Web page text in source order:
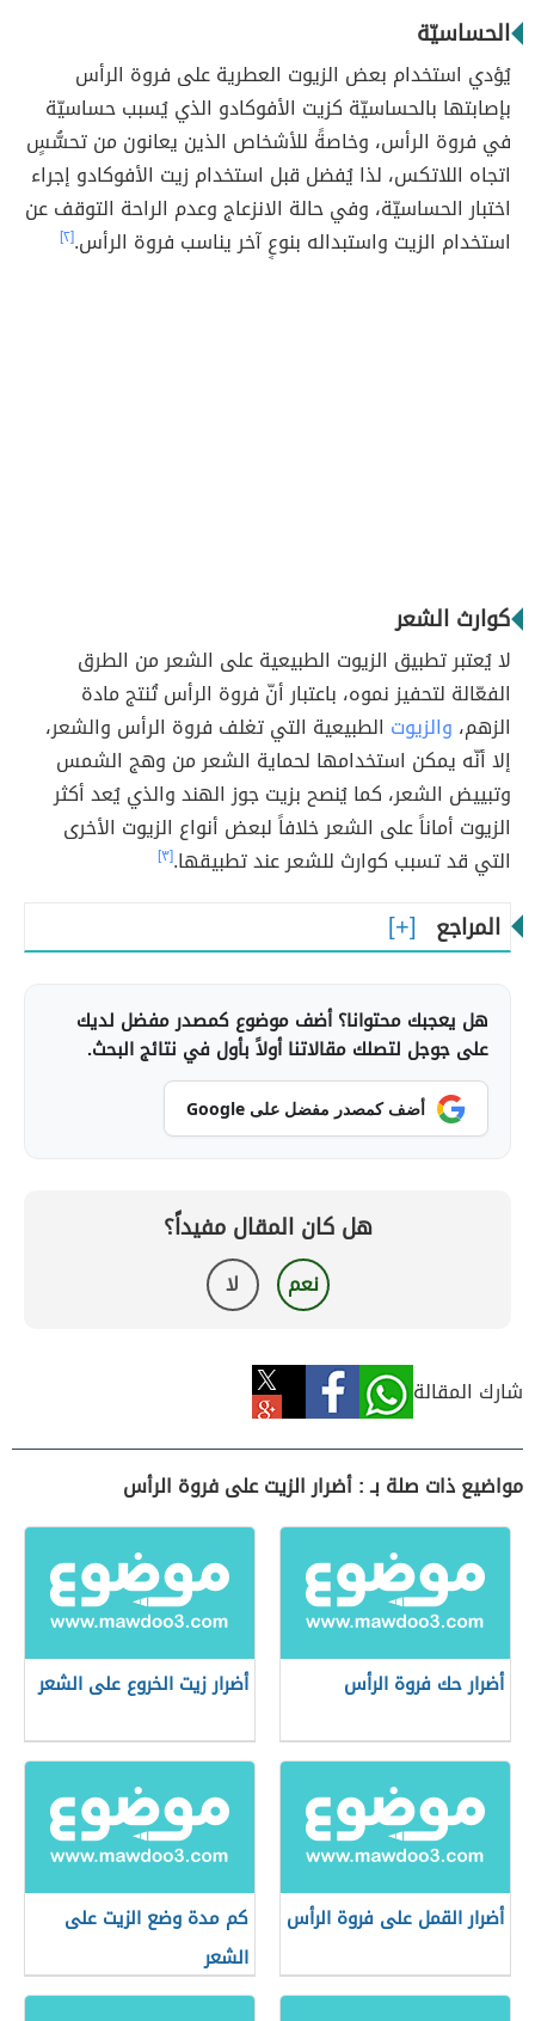
الحساسيّة
يُؤدي استخدام بعض الزيوت العطرية على فروة الرأس
بإصابتها بالحساسيّة كزيت الأفوكادو الذي يُسبب حساسيّة
في فروة الرأس، وخاصةً للأشخاص الذين يعانون من تحسُّسٍ
اتجاه اللاتكس، لذا يُفضل قبل استخدام زيت الأفوكادو إجراء
اختبار الحساسيّة، وفي حالة الانزعاج وعدم الراحة التوقف عن
استخدام الزيت واستبداله بنوعٍ آخر يناسب فروة الرأس.[٢]
كوارث الشعر
لا يُعتبر تطبيق الزيوت الطبيعية على الشعر من الطرق
الفعّالة لتحفيز نموه، باعتبار أنّ فروة الرأس تُنتج مادة
الزهم، والزيوت الطبيعية التي تغلف فروة الرأس والشعر،
إلا أنّه يمكن استخدامها لحماية الشعر من وهج الشمس
وتبييض الشعر، كما يُنصح بزيت جوز الهند والذي يُعد أكثر
الزيوت أماناً على الشعر خلافاً لبعض أنواع الزيوت الأخرى
التي قد تسبب كوارث للشعر عند تطبيقها.[٣]
المراجع
هل يعجبك محتوانا؟ أضف موضوع كمصدر مفضل لديك
على جوجل لتصلك مقالاتنا أولاً بأول في نتائج البحث.
أضف كمصدر مفضل على Google
هل كان المقال مفيداً؟
نعم لا
شارك المقالة
مواضيع ذات صلة بـ : أضرار الزيت على فروة الرأس
أضرار حك فروة الرأس أضرار زيت الخروع على الشعر
أضرار القمل على فروة الرأس
كم مدة وضع الزيت على
الشعر